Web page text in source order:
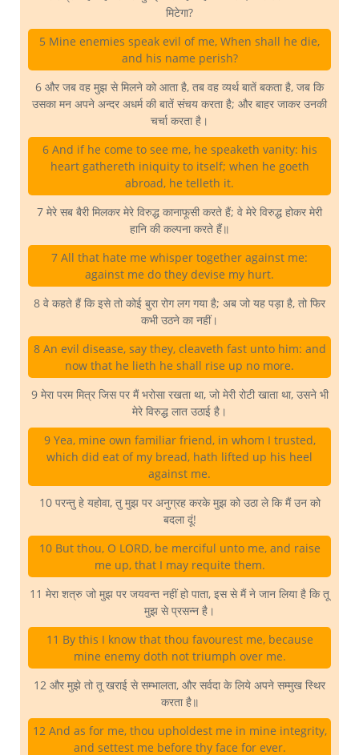
मिटेगा?
5 Mine enemies speak evil of me, When shall he die,
and his name perish?
6 और जब वह मुझ से मिलने को आता है, तब वह व्यर्थ बातें बकता है, जब कि
उसका मन अपने अन्दर अधर्म की बातें संचय करता है; और बाहर जाकर उनकी
चर्चा करता है।
6 And if he come to see me, he speaketh vanity: his
heart gathereth iniquity to itself; when he goeth
abroad, he telleth it.
7 मेरे सब बैरी मिलकर मेरे विरुद्ध कानाफूसी करते हैं; वे मेरे विरुद्ध होकर मेरी
हानि की कल्पना करते हैं॥
7 All that hate me whisper together against me:
against me do they devise my hurt.
8 वे कहते हैं कि इसे तो कोई बुरा रोग लग गया है; अब जो यह पड़ा है, तो फिर
कभी उठने का नहीं।
8 An evil disease, say they, cleaveth fast unto him: and
now that he lieth he shall rise up no more.
9 मेरा परम मित्र जिस पर मैं भरोसा रखता था, जो मेरी रोटी खाता था, उसने भी
मेरे विरुद्ध लात उठाई है।
9 Yea, mine own familiar friend, in whom I trusted,
which did eat of my bread, hath lifted up his heel
against me.
10 परन्तु हे यहोवा, तु मुझ पर अनुग्रह करके मुझ को उठा ले कि मैं उन को
बदला दूं!
10 But thou, O LORD, be merciful unto me, and raise
me up, that I may requite them.
11 मेरा शत्रु जो मुझ पर जयवन्त नहीं हो पाता, इस से मैं ने जान लिया है कि तू
मुझ से प्रसन्न है।
11 By this I know that thou favourest me, because
mine enemy doth not triumph over me.
12 और मुझे तो तू खराई से सम्भालता, और सर्वदा के लिये अपने सम्मुख स्थिर
करता है॥
12 And as for me, thou upholdest me in mine integrity,
and settest me before thy face for ever.